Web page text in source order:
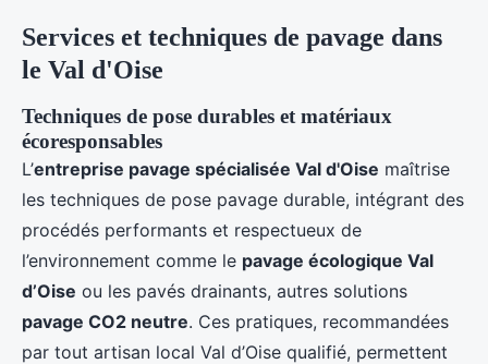
Services et techniques de pavage dans
le Val d'Oise
Techniques de pose durables et matériaux
écoresponsables
L’entreprise pavage spécialisée Val d'Oise maîtrise
les techniques de pose pavage durable, intégrant des
procédés performants et respectueux de
l’environnement comme le pavage écologique Val
d’Oise ou les pavés drainants, autres solutions
pavage CO2 neutre. Ces pratiques, recommandées
par tout artisan local Val d’Oise qualifié, permettent